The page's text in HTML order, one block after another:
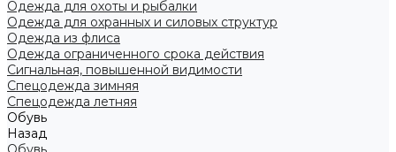
Одежда для охоты и рыбалки
Одежда для охранных и силовых структур
Одежда из флиса
Одежда ограниченного срока действия
Сигнальная, повышенной видимости
Спецодежда зимняя
Спецодежда летняя
Обувь
Назад